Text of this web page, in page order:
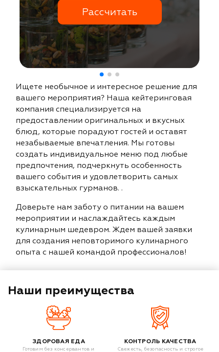
Рассчитать
Ищете необычное и интересное решение для
вашего мероприятия? Наша кейтеринговая
компания специализируется на
предоставлении оригинальных и вкусных
блюд, которые порадуют гостей и оставят
незабываемые впечатления. Мы готовы
создать индивидуальное меню под любые
предпочтения, подчеркнуть особенность
вашего события и удовлетворить самых
взыскательных гурманов. .
Доверьте нам заботу о питании на вашем
мероприятии и наслаждайтесь каждым
кулинарным шедевром. Ждем вашей заявки
для создания неповторимого кулинарного
опыта с нашей командой профессионалов!
Наши преимущества
ЗДОРОВАЯ ЕДА
Готовим без консервантов и
КОНТРОЛЬ КАЧЕСТВА
Свежесть, безопасность и строгое